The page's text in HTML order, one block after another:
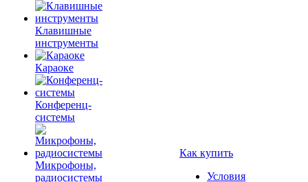
Клавишные
инструменты
Караоке
Конференц-
системы
Микрофоны,
радиосистемы
Как купить
Условия